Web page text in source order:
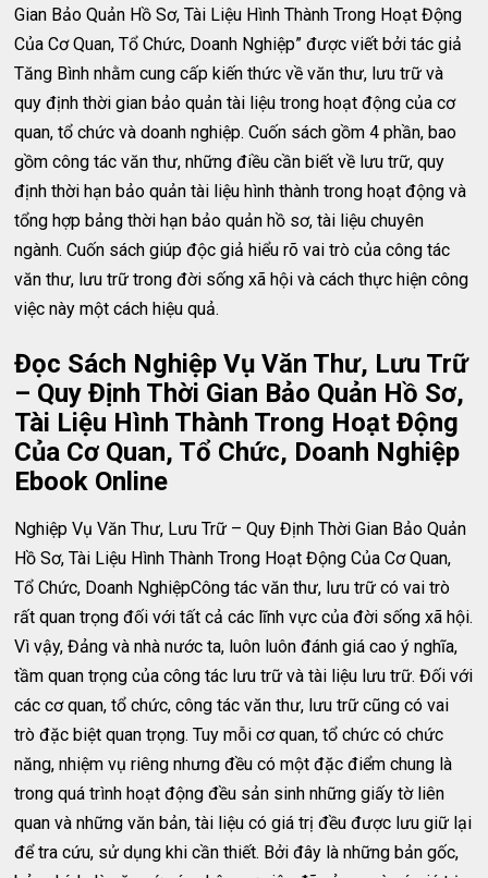
Gian Bảo Quản Hồ Sơ, Tài Liệu Hình Thành Trong Hoạt Động
Của Cơ Quan, Tổ Chức, Doanh Nghiệp” được viết bởi tác giả
Tăng Bình nhằm cung cấp kiến thức về văn thư, lưu trữ và
quy định thời gian bảo quản tài liệu trong hoạt động của cơ
quan, tổ chức và doanh nghiệp. Cuốn sách gồm 4 phần, bao
gồm công tác văn thư, những điều cần biết về lưu trữ, quy
định thời hạn bảo quản tài liệu hình thành trong hoạt động và
tổng hợp bảng thời hạn bảo quản hồ sơ, tài liệu chuyên
ngành. Cuốn sách giúp độc giả hiểu rõ vai trò của công tác
văn thư, lưu trữ trong đời sống xã hội và cách thực hiện công
việc này một cách hiệu quả.
Đọc Sách Nghiệp Vụ Văn Thư, Lưu Trữ
– Quy Định Thời Gian Bảo Quản Hồ Sơ,
Tài Liệu Hình Thành Trong Hoạt Động
Của Cơ Quan, Tổ Chức, Doanh Nghiệp
Ebook Online
Nghiệp Vụ Văn Thư, Lưu Trữ – Quy Định Thời Gian Bảo Quản
Hồ Sơ, Tài Liệu Hình Thành Trong Hoạt Động Của Cơ Quan,
Tổ Chức, Doanh NghiệpCông tác văn thư, lưu trữ có vai trò
rất quan trọng đối với tất cả các lĩnh vực của đời sống xã hội.
Vì vậy, Đảng và nhà nước ta, luôn luôn đánh giá cao ‎ý nghĩa,
tầm quan trọng của công tác lưu trữ và tài liệu lưu trữ. Đối với
các cơ quan, tổ chức, công tác văn thư, lưu trữ cũng có vai
trò đặc biệt quan trọng. Tuy mỗi cơ quan, tổ chức có chức
năng, nhiệm vụ riêng nhưng đều có một đặc điểm chung là
trong quá trình hoạt động đều sản sinh những giấy tờ liên
quan và những văn bản, tài liệu có giá trị đều được lưu giữ lại
để tra cứu, sử dụng khi cần thiết. Bởi đây là những bản gốc,